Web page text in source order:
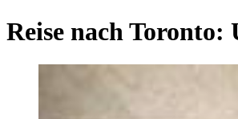
Reise nach